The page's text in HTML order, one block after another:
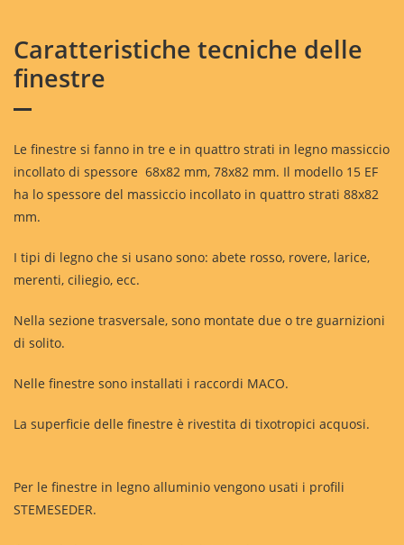
Caratteristiche tecniche delle
finestre
Le finestre si fanno in tre e in quattro strati in legno massiccio
incollato di spessore 68x82 mm, 78x82 mm. Il modello 15 EF
ha lo spessore del massiccio incollato in quattro strati 88x82
mm.
I tipi di legno che si usano sono: abete rosso, rovere, larice,
merenti, ciliegio, ecc.
Nella sezione trasversale, sono montate due o tre guarnizioni
di solito.
Nelle finestre sono installati i raccordi MACO.
La superficie delle finestre è rivestita di tixotropici acquosi.
Per le finestre in legno alluminio vengono usati i profili
STEMESEDER.